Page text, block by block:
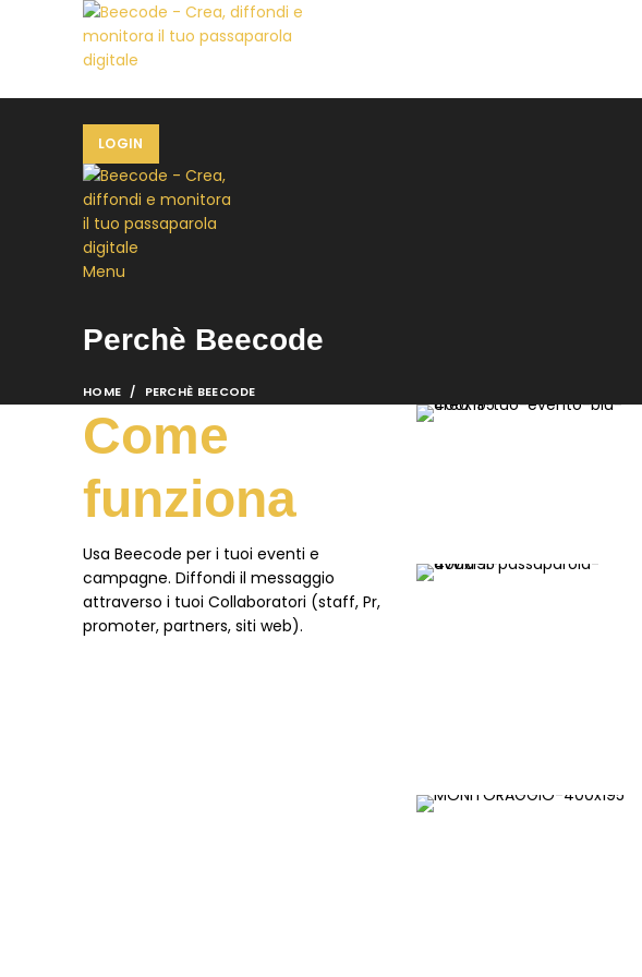
LOGIN
Menu
Perchè Beecode
HOME PERCHÈ BEECODE
Come
funziona
Usa Beecode per i tuoi eventi e
campagne. Diffondi il messaggio
attraverso i tuoi Collaboratori (staff, Pr,
promoter, partners, siti web).